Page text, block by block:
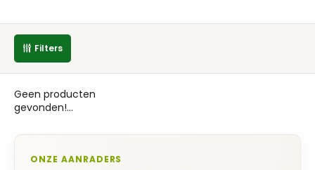
Filters
Geen producten
gevonden!...
ONZE AANRADERS